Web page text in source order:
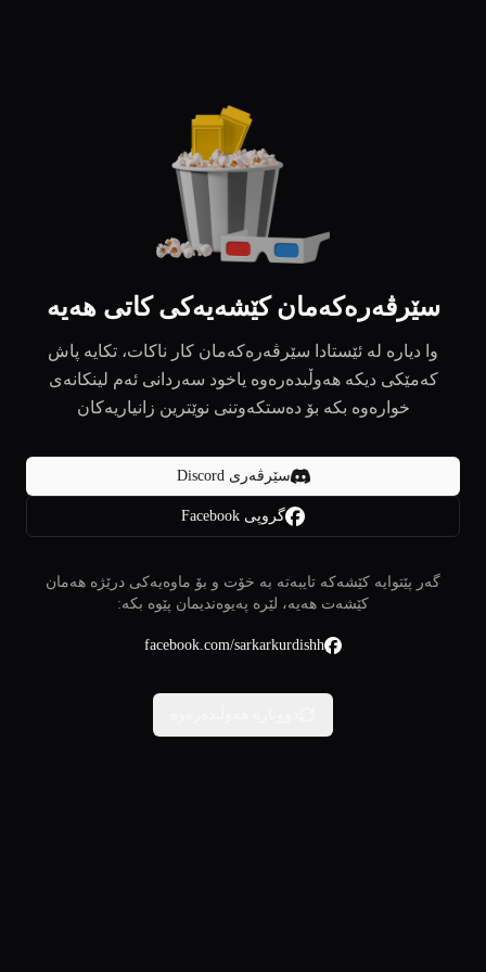
سێرڤەرەکەمان کێشەیەکی کاتی هەیە
وا دیارە لە ئێستادا سێرڤەرەکەمان کار ناکات، تکایە پاش
کەمێکی دیکە هەوڵبدەرەوە یاخود سەردانی ئەم لینکانەی
خوارەوە بکە بۆ دەستکەوتنی نوێترین زانیاریەکان
سێرڤەری Discord
گروپی Facebook
گەر پێتوایە کێشەکە تایبەتە بە خۆت و بۆ ماوەیەکی درێژە هەمان
کێشەت هەیە، لێرە پەیوەندیمان پێوە بکە:
facebook.com/sarkarkurdishh